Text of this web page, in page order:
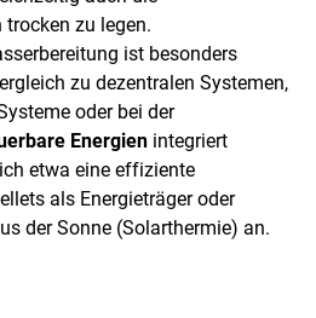
zu legen.
ist besonders
zu dezentralen Systemen,
oder bei der
Energien integriert
etwa eine effiziente
als Energieträger oder
der Sonne (Solarthermie) an.